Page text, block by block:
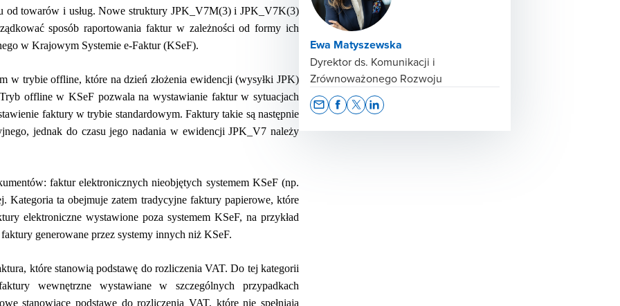
od towarów i usług. Nowe struktury JPK_V7M(3) i JPK_V7K(3)
sposób raportowania faktur w zależności od formy ich
w Krajowym Systemie e-Faktur (KSeF).
w trybie offline, które na dzień złożenia ewidencji (wysyłki JPK)
offline w KSeF pozwala na wystawianie faktur w sytuacjach
faktury w trybie standardowym. Faktury takie są następnie
jednak do czasu jego nadania w ewidencji JPK_V7 należy
faktur elektronicznych nieobjętych systemem KSeF (np.
ta obejmuje zatem tradycyjne faktury papierowe, które
elektroniczne wystawione poza systemem KSeF, na przykład
generowane przez systemy innych niż KSeF.
które stanowią podstawę do rozliczenia VAT. Do tej kategorii
wewnętrzne wystawiane w szczególnych przypadkach
stanowiące podstawę do rozliczenia VAT, które nie spełniają
Ewa Matyszewska
Dyrektor ds. Komunikacji i
Zrównoważonego Rozwoju